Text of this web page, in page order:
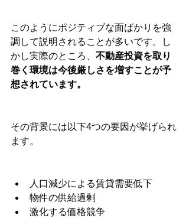
このようにポジティブな面ばかりを強
調して説明されることが多いです。し
かし実際のところ、 不動産投資を取り
巻く環境は今後厳しさを増すことが予
想されています。
その背景には以下4つの要因が挙げられ
ます。
人口減少による賃貸需要低下
物件の供給過剰
激化する価格競争